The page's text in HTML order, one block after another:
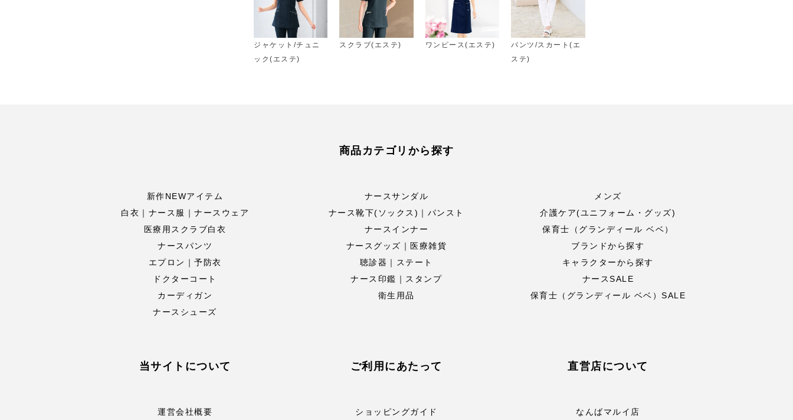
ジャケット/チュニ
ック(エステ)
スクラブ(エステ) ワンピース(エステ)
パンツ/スカート(エ
ステ)
商品カテゴリから探す
新作NEWアイテム
白衣｜ナース服｜ナースウェア
医療用スクラブ白衣
ナースパンツ
エプロン｜予防衣
ドクターコート
カーディガン
ナースシューズ
ナースサンダル
ナース靴下(ソックス)｜パンスト
ナースインナー
ナースグッズ｜医療雑貨
聴診器｜ステート
ナース印鑑｜スタンプ
衛生用品
メンズ
介護ケア(ユニフォーム・グッズ)
保育士（グランディール ベベ）
ブランドから探す
キャラクターから探す
ナースSALE
保育士（グランディール ベベ）SALE
当サイトについて
運営会社概要
ご利用にあたって
ショッピングガイド
直営店について
なんばマルイ店